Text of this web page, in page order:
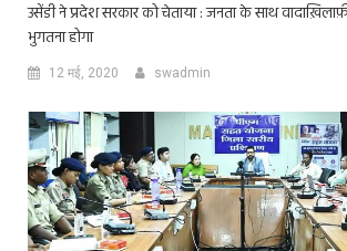
उसेंडी ने प्रदेश सरकार को चेताया : जनता के साथ
भुगतना होगा
12 मई, 2020 swadmin